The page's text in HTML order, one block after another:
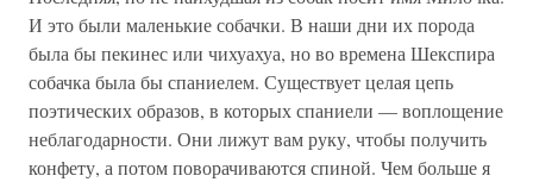
И это были маленькие собачки. В наши дни их порода
была бы пекинес или чихуахуа, но во времена Шекспира
собачка была бы спаниелем. Существует целая цепь
поэтических образов, в которых спаниели — воплощение
неблагодарности. Они лижут вам руку, чтобы получить
конфету, а потом поворачиваются спиной. Чем больше я